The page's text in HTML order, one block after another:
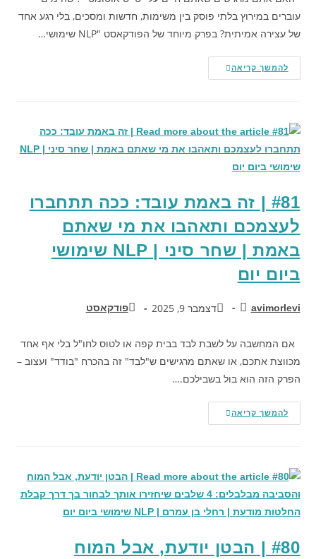
עוברים במירוץ בלתי פוסק בין משימות, חדשות ומסכים, בלי רגע אחד
של עצירה אמיתית? בפרק מיוחד של הפודקאסט "NLP שימושי…
להמשך קריאה
#81 | זה באמת עובד: ככה תתחברו
לעצמכם ותאהבו את מי שאתם
באמת | שחר סיני | NLP שימושי
ביום יום
avimorlevi דצמבר 9, 2025 פודקאסט
אם המחשבה על לשבת לבד בבית קפה או לטוס לחו"ל בלי אף אחד
מכווצת אתכם, או שאתם מרגישים ש"לבד" זה בהכרח "בודד" ועצוב –
הפרק הזה הוא בול בשבילכם.…
להמשך קריאה
#80 | הבטן יודעת, אבל המוח